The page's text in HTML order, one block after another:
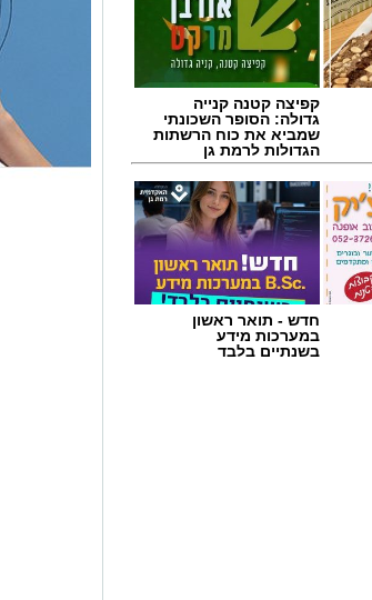
קפיצה קטנה קנייה
גדולה: הסופר השכונתי
שמביא את כוח הרשתות
הגדולות לרמת גן
חדש - תואר ראשון
במערכות מידע
בשנתיים בלבד